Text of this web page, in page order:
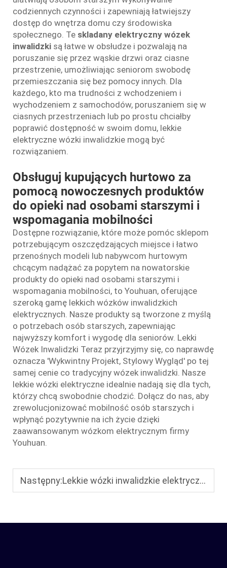
codziennych czynności i zapewniają łatwiejszy
dostęp do wnętrza domu czy środowiska
społecznego. Te skladany elektryczny wózek
inwalidzki są łatwe w obsłudze i pozwalają na
poruszanie się przez wąskie drzwi oraz ciasne
przestrzenie, umożliwiając seniorom swobodę
przemieszczania się bez pomocy innych. Dla
każdego, kto ma trudności z wchodzeniem i
wychodzeniem z samochodów, poruszaniem się w
ciasnych przestrzeniach lub po prostu chciałby
poprawić dostępność w swoim domu, lekkie
elektryczne wózki inwalidzkie mogą być
rozwiązaniem.
Obsługuj kupujących hurtowo za
pomocą nowoczesnych produktów
do opieki nad osobami starszymi i
wspomagania mobilności
Dostępne rozwiązanie, które może pomóc sklepom
potrzebującym oszczędzających miejsce i łatwo
przenośnych modeli lub nabywcom hurtowym
chcącym nadążać za popytem na nowatorskie
produkty do opieki nad osobami starszymi i
wspomagania mobilności, to Youhuan, oferujące
szeroką gamę lekkich wózków inwalidzkich
elektrycznych. Nasze produkty są tworzone z myślą
o potrzebach osób starszych, zapewniając
najwyższy komfort i wygodę dla seniorów. Lekki
Wózek Inwalidzki Teraz przyjrzyjmy się, co naprawdę
oznacza 'Wykwintny Projekt, Stylowy Wygląd' po tej
samej cenie co tradycyjny wózek inwalidzki. Nasze
lekkie wózki elektryczne idealnie nadają się dla tych,
którzy chcą swobodnie chodzić. Dołącz do nas, aby
zrewolucjonizować mobilność osób starszych i
wpłynąć pozytywnie na ich życie dzięki
zaawansowanym wózkom elektrycznym firmy
Youhuan.
Następny:Lekkie wózki inwalidzkie elektryczne: waga, nośność i zwrotność